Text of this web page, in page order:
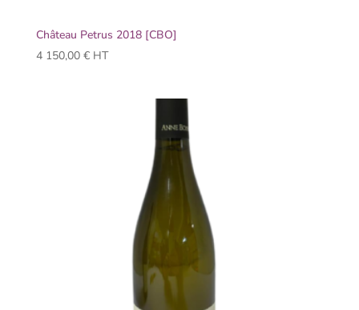
Château Petrus 2018 [CBO]
4 150,00 € HT